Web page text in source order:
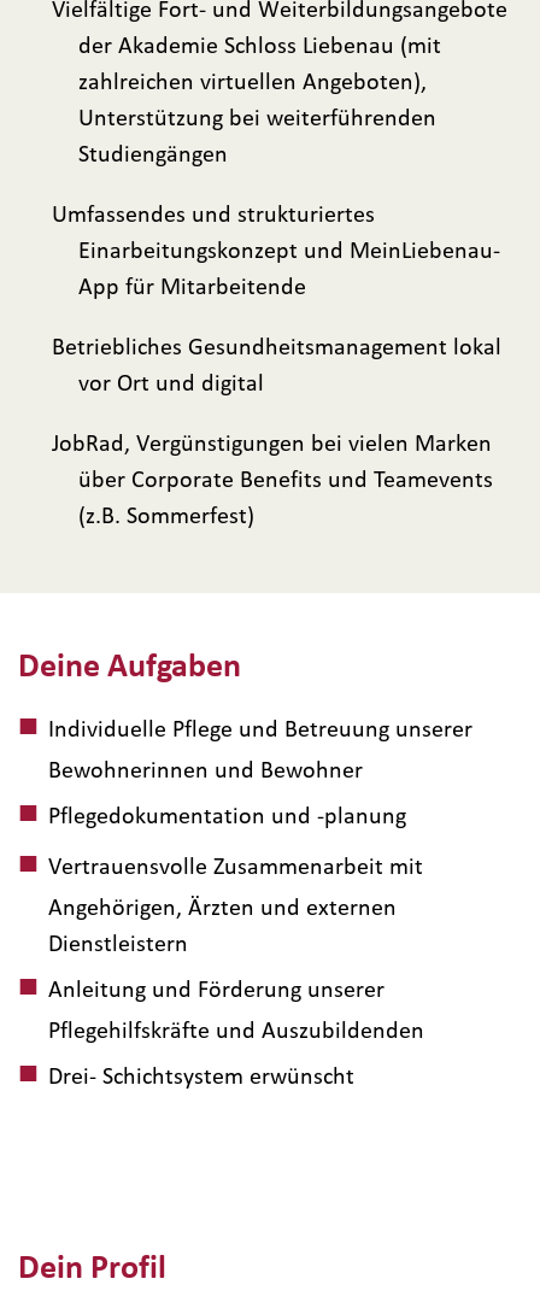
Deine Aufgaben
Individuelle Pflege und Betreuung unserer
Bewohnerinnen und Bewohner
Pflegedokumentation und -planung
Vertrauensvolle Zusammenarbeit mit
Angehörigen, Ärzten und externen
Dienstleistern
Anleitung und Förderung unserer
Pflegehilfskräfte und Auszubildenden
Drei- Schichtsystem erwünscht
Dein Profil
Vielfältige Fort- und Weiterbildungsangebote
der Akademie Schloss Liebenau (mit
zahlreichen virtuellen Angeboten),
Unterstützung bei weiterführenden
Studiengängen
Umfassendes und strukturiertes
Einarbeitungskonzept und MeinLiebenau-
App für Mitarbeitende
Betriebliches Gesundheitsmanagement lokal
vor Ort und digital
JobRad, Vergünstigungen bei vielen Marken
über Corporate Benefits und Teamevents
(z.B. Sommerfest)